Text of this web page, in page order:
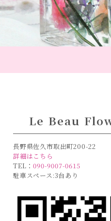
Le Beau
長野県佐久市取出町200-22
詳細はこちら
TEL：090-9007-0615
駐車スペース:3台あり